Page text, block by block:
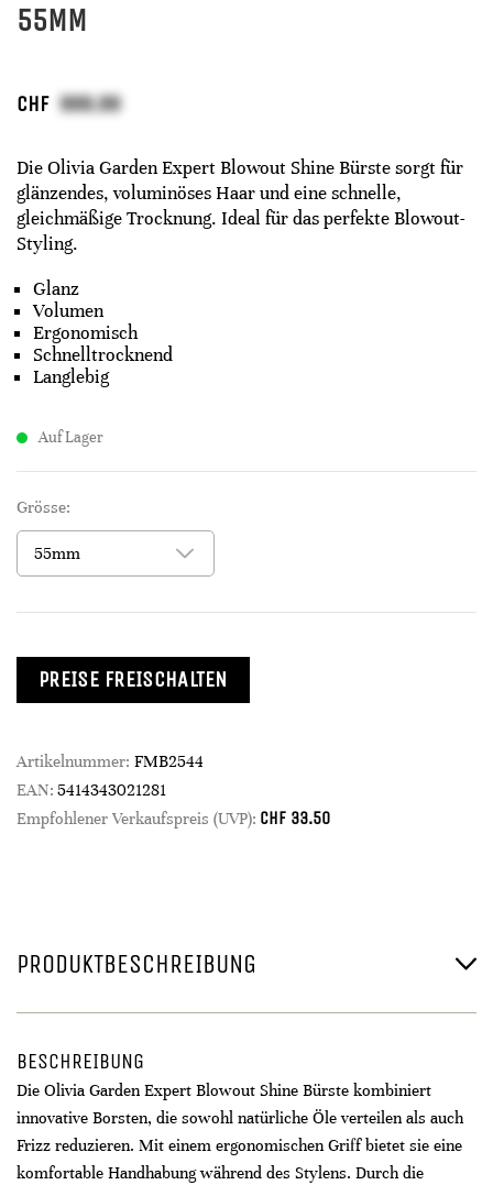
55MM
CHF
Die Olivia Garden Expert Blowout Shine Bürste sorgt für
glänzendes, voluminöses Haar und eine schnelle,
gleichmäßige Trocknung. Ideal für das perfekte Blowout-
Styling.
Glanz
Volumen
Ergonomisch
Schnelltrocknend
Langlebig
Auf Lager
Grösse:
PREISE FREISCHALTEN
Artikelnummer: FMB2544
EAN: 5414343021281
Empfohlener Verkaufspreis (UVP): CHF 33.50
PRODUKTBESCHREIBUNG
BESCHREIBUNG
Die Olivia Garden Expert Blowout Shine Bürste kombiniert
innovative Borsten, die sowohl natürliche Öle verteilen als auch
Frizz reduzieren. Mit einem ergonomischen Griff bietet sie eine
komfortable Handhabung während des Stylens. Durch die